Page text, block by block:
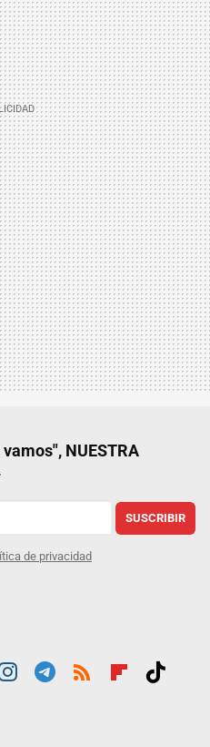
NUESTRA
SUSCRIBIR
de privacidad